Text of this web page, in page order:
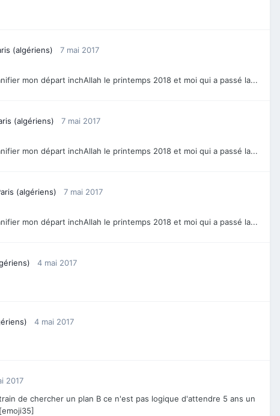
(algériens)
7 mai 2017
mon départ inchAllah le printemps 2018 et moi qui a passé la...
(algériens)
7 mai 2017
mon départ inchAllah le printemps 2018 et moi qui a passé la...
(algériens)
7 mai 2017
mon départ inchAllah le printemps 2018 et moi qui a passé la...
4 mai 2017
4 mai 2017
2017
de chercher un plan B ce n'est pas logique d'attendre 5 ans un